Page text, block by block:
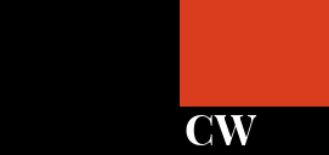
CW